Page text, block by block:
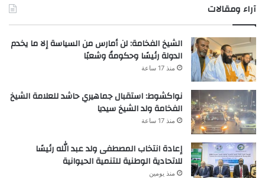
آراء ومقالات
الشيخ الفخامة: لن أمارس من السياسة إلا ما يخدم
الدولة رئيسًا وحكومةً وشعبًا
منذ 17 ساعة
نواكشوط: استقبال جماهيري حاشد للعلامة الشيخ
الفخامة ولد الشيخ سيديا
منذ 17 ساعة
إعادة انتخاب المصطفى ولد عبد الله رئيسًا
للاتحادية الوطنية للتنمية الحيوانية
منذ يومين